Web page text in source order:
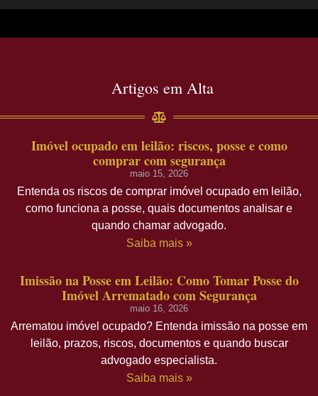
Artigos em Alta
Imóvel ocupado em leilão: riscos, posse e como
comprar com segurança
maio 15, 2026
Entenda os riscos de comprar imóvel ocupado em leilão,
como funciona a posse, quais documentos analisar e
quando chamar advogado.
Saiba mais »
Imissão na Posse em Leilão: Como Tomar Posse do
Imóvel Arrematado com Segurança
maio 16, 2026
Arrematou imóvel ocupado? Entenda imissão na posse em
leilão, prazos, riscos, documentos e quando buscar
advogado especialista.
Saiba mais »